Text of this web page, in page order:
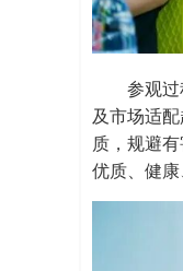
参观
及市场适
质，规避
优质、健康